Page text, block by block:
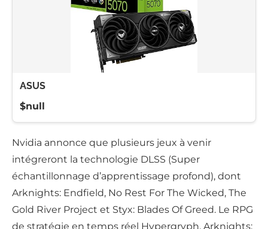
ASUS
$null
Nvidia annonce que plusieurs jeux à venir
intégreront la technologie DLSS (Super
échantillonnage d’apprentissage profond), dont
Arknights: Endfield, No Rest For The Wicked, The
Gold River Project et Styx: Blades Of Greed. Le RPG
de stratégie en temps réel Hypergryph, Arknights: